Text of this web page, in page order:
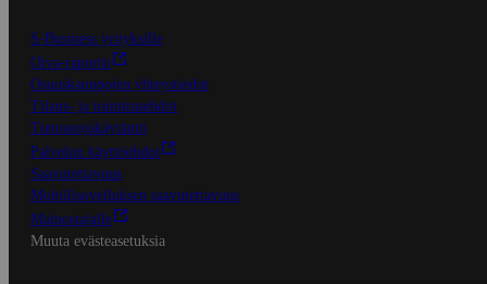
S-Business yrityksille
Oiva-raportit
Osuuskauppojen yhteystiedot
Tilaus- ja toimitusehdot
Tietosuojakäytäntö
Palvelun käyttöehdot
Saavutettavuus
Mobiilisovelluksen saavutettavuus
Mainostajalle
Muuta evästeasetuksia